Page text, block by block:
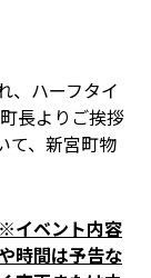
、ハーフタイ
長よりご挨拶
て、新宮町物
※イベント内容
時間は予告な